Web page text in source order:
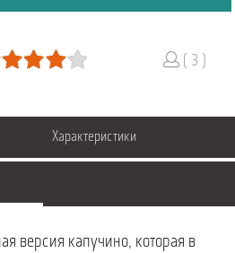
( 3 )
Характеристики
версия капучино, которая в